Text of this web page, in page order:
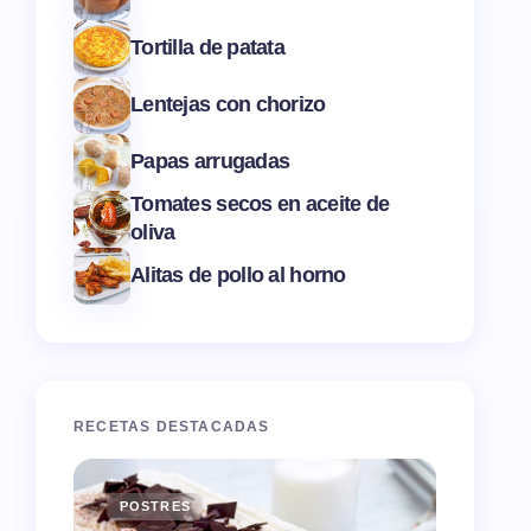
Tortilla de patata
Lentejas con chorizo
Papas arrugadas
Tomates secos en aceite de
oliva
Alitas de pollo al horno
RECETAS DESTACADAS
POSTRES